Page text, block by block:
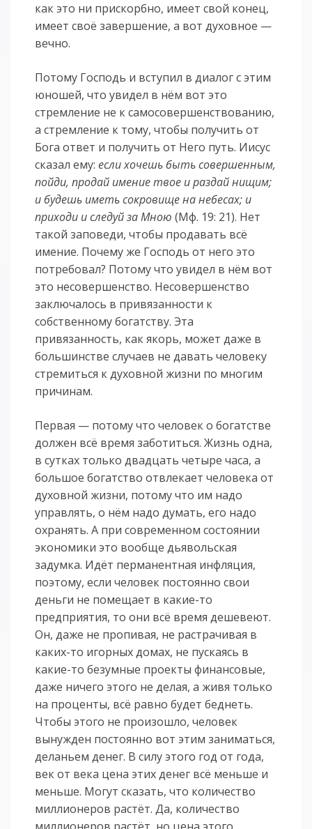
как это ни прискорбно, имеет свой конец,
имеет своё завершение, а вот духовное —
вечно.
Потому Господь и вступил в диалог с этим
юношей, что увидел в нём вот это
стремление не к самосовершенствованию,
а стремление к тому, чтобы получить от
Бога ответ и получить от Него путь. Иисус
сказал ему:если хочешь быть совершенным,
пойди, продай имение твое и раздай нищим;
и будешь иметь сокровище на небесах; и
приходи и следуй за Мною (Мф. 19: 21). Нет
такой заповеди, чтобы продавать всё
имение. Почему же Господь от него это
потребовал? Потому что увидел в нём вот
это несовершенство. Несовершенство
заключалось в привязанности к
собственному богатству. Эта
привязанность, как якорь, может даже в
большинстве случаев не давать человеку
стремиться к духовной жизни по многим
причинам.
Первая — потому что человек о богатстве
должен всё время заботиться. Жизнь одна,
в сутках только двадцать четыре часа, а
большое богатство отвлекает человека от
духовной жизни, потому что им надо
управлять, о нём надо думать, его надо
охранять. А при современном состоянии
экономики это вообще дьявольская
задумка. Идёт перманентная инфляция,
поэтому, если человек постоянно свои
деньги не помещает в какие-то
предприятия, то они всё время дешевеют.
Он, даже не пропивая, не растрачивая в
каких-то игорных домах, не пускаясь в
какие-то безумные проекты финансовые,
даже ничего этого не делая, а живя только
на проценты, всё равно будет беднеть.
Чтобы этого не произошло, человек
вынужден постоянно вот этим заниматься,
деланьем денег. В силу этого год от года,
век от века цена этих денег всё меньше и
меньше. Могут сказать, что количество
миллионеров растёт. Да, количество